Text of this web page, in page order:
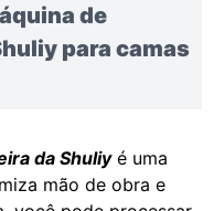
de
para camas
da Shuliyé uma
mão de obra e